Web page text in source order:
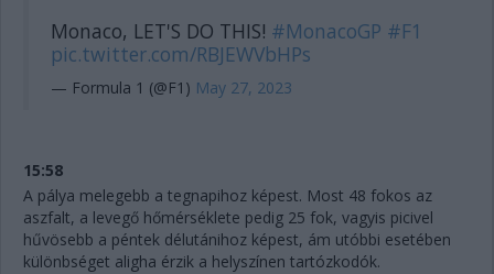
Monaco, LET'S DO THIS! #MonacoGP #F1
pic.twitter.com/RBJEWVbHPs
— Formula 1 (@F1) May 27, 2023
15:58
A pálya melegebb a tegnapihoz képest. Most 48 fokos az
aszfalt, a levegő hőmérséklete pedig 25 fok, vagyis picivel
hűvösebb a péntek délutánihoz képest, ám utóbbi esetében
különbséget aligha érzik a helyszínen tartózkodók.